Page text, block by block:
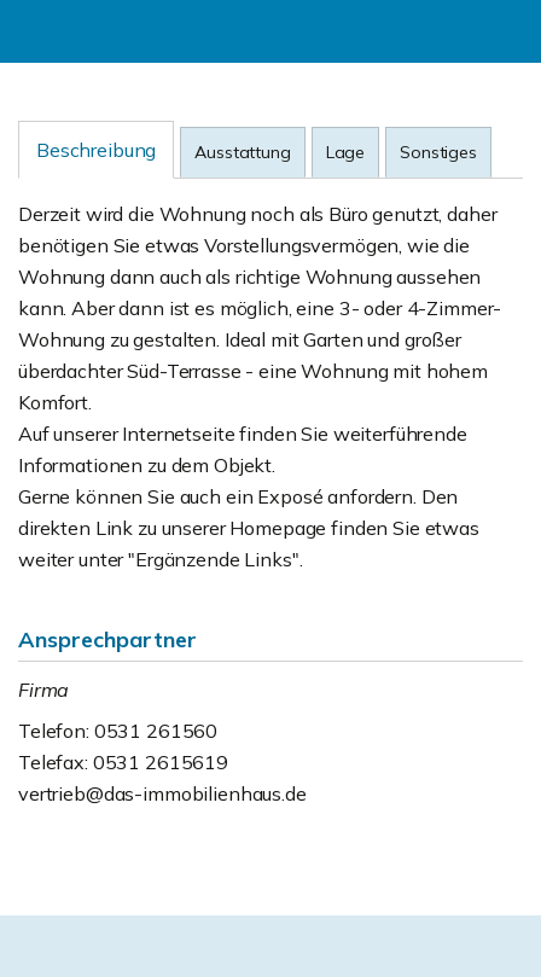
Beschreibung Ausstattung Lage Sonstiges
Derzeit wird die Wohnung noch als Büro genutzt, daher
benötigen Sie etwas Vorstellungsvermögen, wie die
Wohnung dann auch als richtige Wohnung aussehen
kann. Aber dann ist es möglich, eine 3- oder 4-Zimmer-
Wohnung zu gestalten. Ideal mit Garten und großer
überdachter Süd-Terrasse - eine Wohnung mit hohem
Komfort.
Auf unserer Internetseite finden Sie weiterführende
Informationen zu dem Objekt.
Gerne können Sie auch ein Exposé anfordern. Den
direkten Link zu unserer Homepage finden Sie etwas
weiter unter "Ergänzende Links".
Ansprechpartner
Firma
Telefon: 0531 261560
Telefax: 0531 2615619
vertrieb@das-immobilienhaus.de